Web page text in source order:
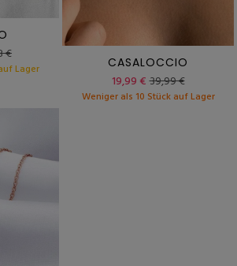
€
Lager CASALOCCIO
19,99 €39,99 €
Weniger als 10 Stück auf Lager